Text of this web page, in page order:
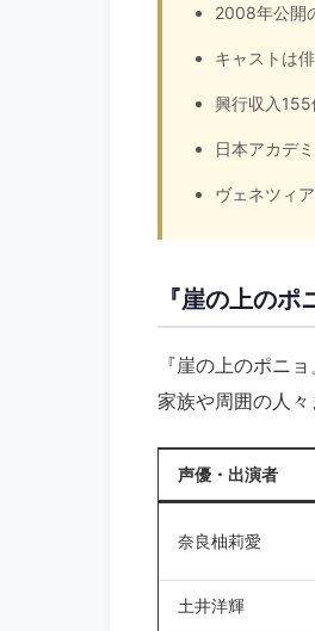
2008年公開
キャストは
興行収入
日本アカデ
ヴェネツィ
『崖の上の
『崖の上のポニ
家族や周囲の人々
声優・出演者
奈良柚莉愛
土井洋輝